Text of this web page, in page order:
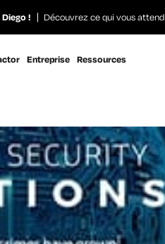
! Découvrez ce qui vous attend
Entreprise Ressources